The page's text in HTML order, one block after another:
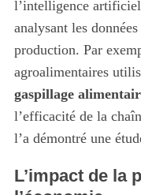
l’intelligence
analysant les
production. Par
agroalimentaires
gaspillage
l’efficacité de la
l’a démontré une
L’impact de la